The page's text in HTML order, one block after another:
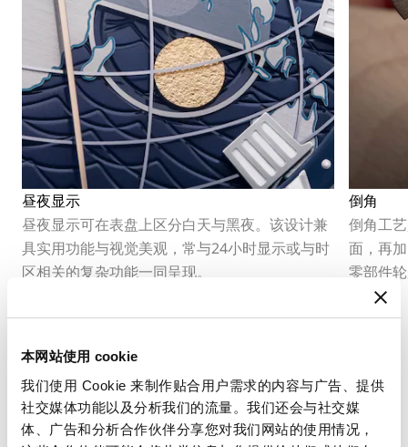
本网站使用 cookie
我们使用 Cookie 来制作贴合用户需求的内容与广告、提供
社交媒体功能以及分析我们的流量。我们还会与社交媒
体、广告和分析合作伙伴分享您对我们网站的使用情况，
昼夜显示
昼夜显示可在表盘上区分白天与黑夜。该设计兼
具实用功能与视觉美观，常与24小时显示或与时
区相关的复杂功能一同呈现。
倒角
倒角工
面，再
零部件
技艺。